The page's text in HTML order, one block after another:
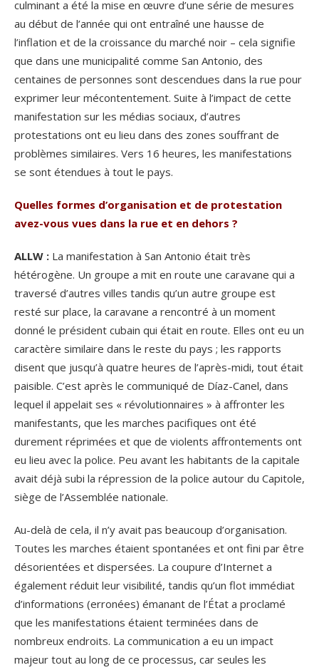
culminant a été la mise en œuvre d’une série de mesures
au début de l’année qui ont entraîné une hausse de
l’inflation et de la croissance du marché noir – cela signifie
que dans une municipalité comme San Antonio, des
centaines de personnes sont descendues dans la rue pour
exprimer leur mécontentement. Suite à l’impact de cette
manifestation sur les médias sociaux, d’autres
protestations ont eu lieu dans des zones souffrant de
problèmes similaires. Vers 16 heures, les manifestations
se sont étendues à tout le pays.
Quelles formes d’organisation et de protestation
avez-vous vues dans la rue et en dehors ?
ALLW : La manifestation à San Antonio était très
hétérogène. Un groupe a mit en route une caravane qui a
traversé d’autres villes tandis qu’un autre groupe est
resté sur place, la caravane a rencontré à un moment
donné le président cubain qui était en route. Elles ont eu un
caractère similaire dans le reste du pays ; les rapports
disent que jusqu’à quatre heures de l’après-midi, tout était
paisible. C’est après le communiqué de Díaz-Canel, dans
lequel il appelait ses « révolutionnaires » à affronter les
manifestants, que les marches pacifiques ont été
durement réprimées et que de violents affrontements ont
eu lieu avec la police. Peu avant les habitants de la capitale
avait déjà subi la répression de la police autour du Capitole,
siège de l’Assemblée nationale.
Au-delà de cela, il n’y avait pas beaucoup d’organisation.
Toutes les marches étaient spontanées et ont fini par être
désorientées et dispersées. La coupure d’Internet a
également réduit leur visibilité, tandis qu’un flot immédiat
d’informations (erronées) émanant de l’État a proclamé
que les manifestations étaient terminées dans de
nombreux endroits. La communication a eu un impact
majeur tout au long de ce processus, car seules les